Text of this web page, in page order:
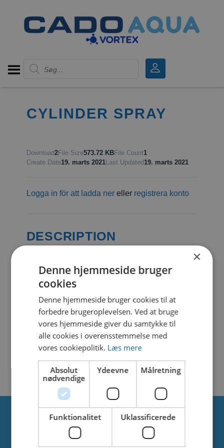
Products search
CYLINDER SPRAY
Download2File Size573.72 KBFile Count1
Create Date19. marts 2021Last Updated 19. marts 2021
Logga in för att ladda nereller registrera konto
DESCRIPTION
SIMILAR DOWNLOADS
No related download found!
×
Denne hjemmeside bruger
cookies
Denne hjemmeside bruger cookies til at
forbedre brugeroplevelsen. Ved at bruge
vores hjemmeside giver du samtykke til
alle cookies i overensstemmelse med
vores cookiepolitik. Læs mere
Absolut
nødvendige
Ydeevne Målretning
Funktionalitet Uklassificerede